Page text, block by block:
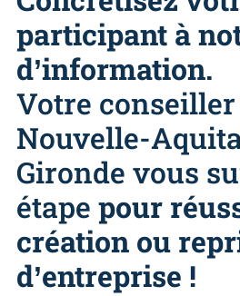
participant à
d’information.
Votre
Nouvelle-
Gironde vous
étape pour
création ou
d’entreprise !